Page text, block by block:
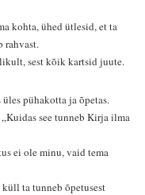
kohta, ühed ütlesid, et ta
rahvast.
sest kõik kartsid juute.
pühakotta ja õpetas.
see tunneb Kirja ilma
ei ole minu, vaid tema
ta tunneb õpetusest